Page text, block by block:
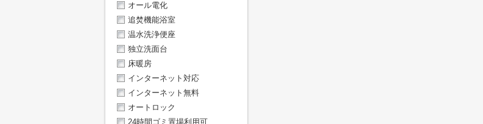
オール電化
追焚機能浴室
温水洗浄便座
独立洗面台
床暖房
インターネット対応
インターネット無料
オートロック
24時間ゴミ置場利用可